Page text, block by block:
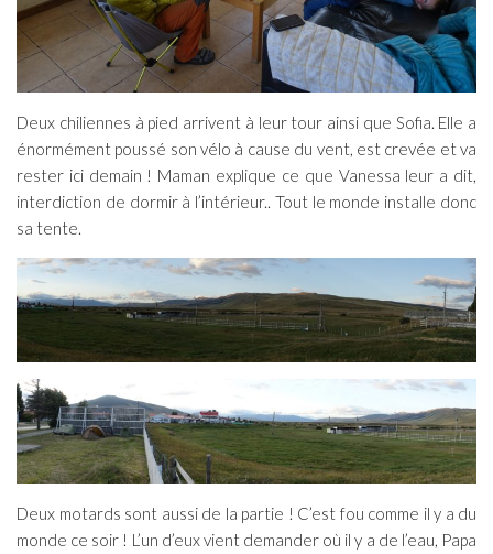
Deux chiliennes à pied arrivent à leur tour ainsi que Sofia. Elle a
énormément poussé son vélo à cause du vent, est crevée et va
rester ici demain ! Maman explique ce que Vanessa leur a dit,
interdiction de dormir à l’intérieur.. Tout le monde installe donc
sa tente.
Deux motards sont aussi de la partie ! C’est fou comme il y a du
monde ce soir ! L’un d’eux vient demander où il y a de l’eau, Papa